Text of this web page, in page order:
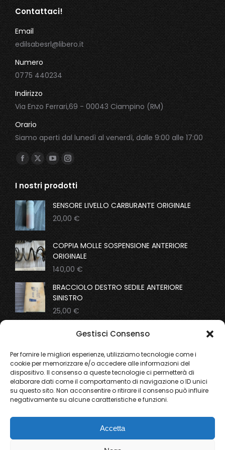
Gestisci Consenso
Per fornire le migliori esperienze, utilizziamo tecnologie come i
cookie per memorizzare e/o accedere alle informazioni del
dispositivo. Il consenso a queste tecnologie ci permetterà di
elaborare dati come il comportamento di navigazione o ID unici
su questo sito. Non acconsentire o ritirare il consenso può influire
negativamente su alcune caratteristiche e funzioni.
Accetta
Contattaci!
Email
edilsabesrl@libero.it
Numero
0775 440234
Indirizzo
Via Enzo Ferrari,69 - 00043 Ciampino (RM)
Orario
Siamo aperti dal lunedì al venerdì, dalle 9:00 alle 17:00
Ci puoi trovare su:
Facebook
page
opens
in
new
window
X
page
opens
in
new
window
YouTube
page
opens
in
new
window
Instagram
page
opens
in
new
window
I nostri prodotti
SENSORE LIVELLO CARBURANTE ORIGINALE
20,00€
COPPIA MOLLE SOSPENSIONE ANTERIORE
ORIGINALE
140,00€
BRACCIOLO DESTRO SEDILE ANTERIORE
SINISTRO
25,00€
COPPIA MOLLE SOSPENSIONI ANTERIORI
ORIGINALI
195,00€
From the gallery